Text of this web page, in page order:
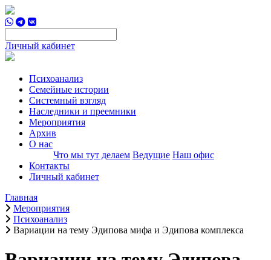
Личный кабинет
Психоанализ
Семейные истории
Системный взгляд
Наследники и преемники
Мероприятия
Архив
О нас
Что мы тут делаем Ведущие Наш офис
Контакты
Личный кабинет
Главная
Мероприятия
Психоанализ
Вариации на тему Эдипова мифа и Эдипова комплекса